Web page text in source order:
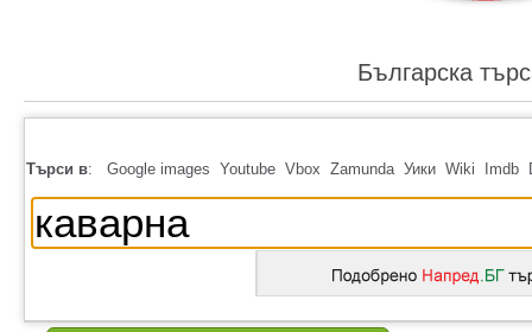
Българска
Търси в: Google images Youtube Vbox Zamunda Уики Wiki Imdb